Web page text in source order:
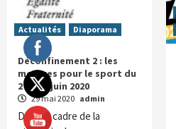
Actualités Diaporama
Déconfinement 2 : les
mesures pour le sport du
2 au 22 juin 2020
29 mai 2020 admin
Dans le cadre de la